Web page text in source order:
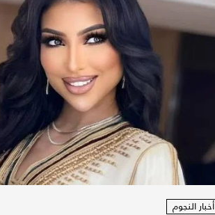
أخبار النجوم